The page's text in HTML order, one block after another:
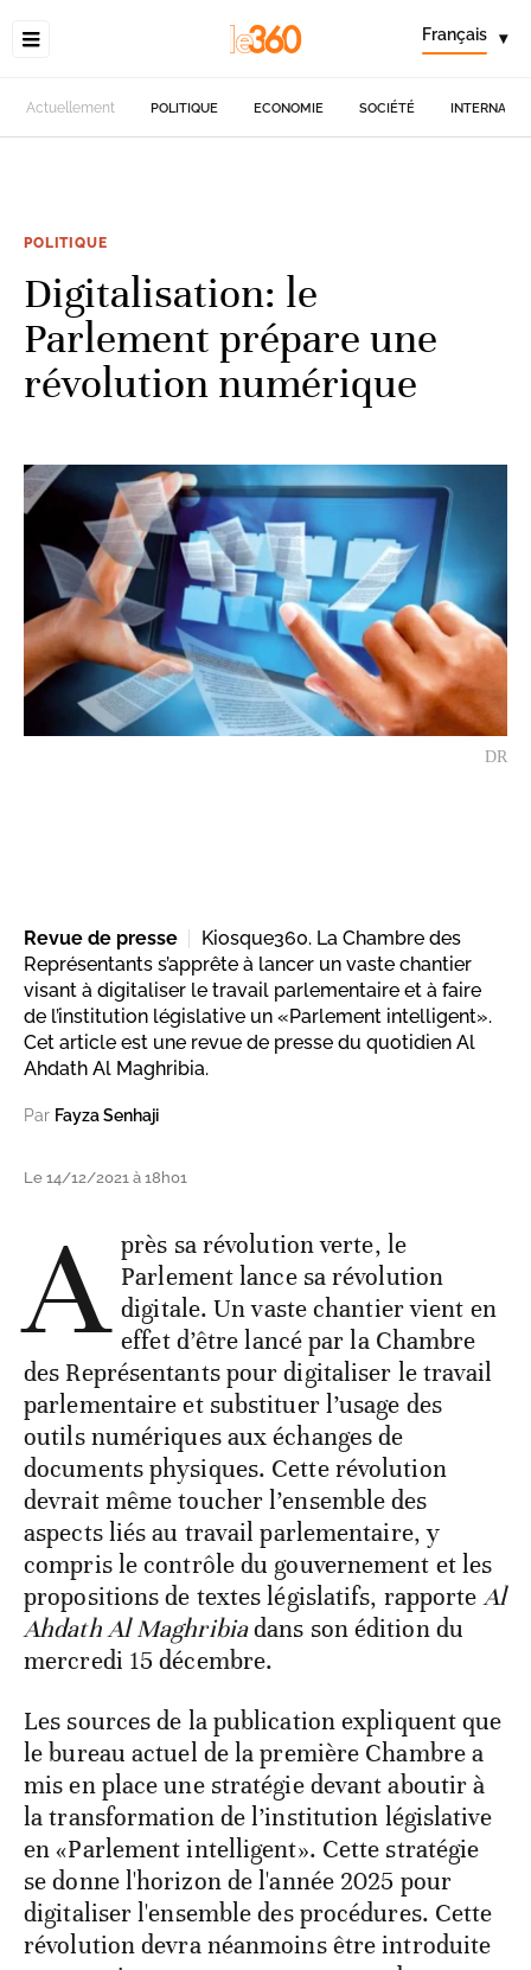
Français ▾
Actuellement POLITIQUE ECONOMIE SOCIÉTÉ
POLITIQUE
Digitalisation: le
Parlement prépare une
révolution numérique
DR
Revue de presse
Kiosque360. La Chambre des
Représentants s’apprête à lancer un vaste chantier
visant à digitaliser le travail parlementaire et à faire
de l’institution législative un «Parlement intelligent».
Cet article est une revue de presse du quotidien Al
Ahdath Al Maghribia.
Par Fayza Senhaji
Le 14/12/2021 à 18h01
A près sa révolution verte, le
Parlement lance sa révolution
digitale. Un vaste chantier vient en
effet d’être lancé par la Chambre
des Représentants pour digitaliser le travail
parlementaire et substituer l’usage des
outils numériques aux échanges de
documents physiques. Cette révolution
devrait même toucher l’ensemble des
aspects liés au travail parlementaire, y
compris le contrôle du gouvernement et les
propositions de textes législatifs, rapporteAl
Ahdath Al Maghribiadans son édition du
mercredi 15 décembre.
Les sources de la publication expliquent que
le bureau actuel de la première Chambre a
mis en place une stratégie devant aboutir à
la transformation de l’institution législative
en «Parlement intelligent». Cette stratégie
se donne l'horizon de l'année 2025 pour
digitaliser l'ensemble des procédures. Cette
révolution devra néanmoins être introduite